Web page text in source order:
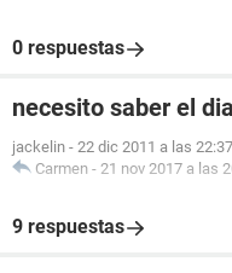
0 respuestas
necesito saber el
jackelin - 22 dic 2011 a las 22:37
Carmen - 21 nov 2017 a las
9 respuestas